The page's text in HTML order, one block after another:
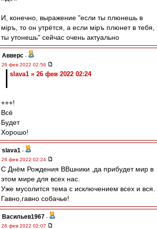
И, конечно, выражение "если ты плюнешь в
мiръ, то он утрётся, а если мiръ плюнет в тебя,
ты утонешь" сейчас очень актуально
Авверс -
26 фев 2022 02:56
slava1 » 26 фев 2022 02:24
+++!
Всё
Будет
Хорошо!
slava1 -
26 фев 2022 02:24
C Днём Рождения ВВшники ,да прибудет мир в
этом мире для всех нас.
Уже мусолится тема с исключением всех и вся.
Гавно,гавно собачье!
Васильев1967 -
26 фев 2022 02:07